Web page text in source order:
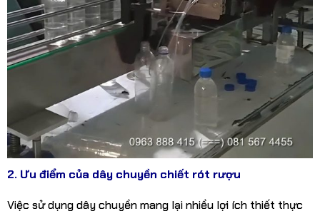
2. Ưu điểm của dây chuyền chiết rót rượu
Việc sử dụng dây chuyền mang lại nhiều lợi ích thiết thực